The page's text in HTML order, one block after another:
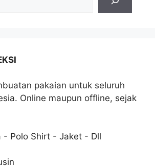
pakaian untuk seluruh
Online maupun offline, sejak
- Polo Shirt - Jaket - Dll